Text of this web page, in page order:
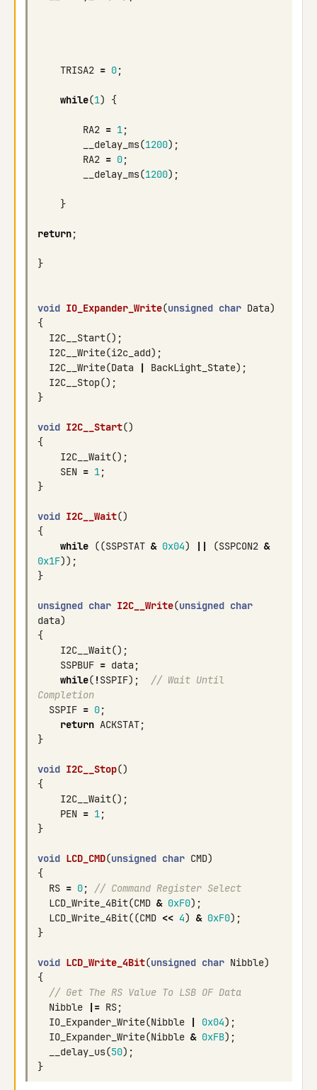
TRISA2 = 0;
while(1) {
RA2 = 1;
__delay_ms(1200);
RA2 = 0;
__delay_ms(1200);
}
return;
}
void IO_Expander_Write(unsigned char Data)
{
I2C__Start();
I2C__Write(i2c_add);
I2C__Write(Data | BackLight_State);
I2C__Stop();
}
void I2C__Start()
{
I2C__Wait();
SEN = 1;
}
void I2C__Wait()
{
while ((SSPSTAT & 0x04) || (SSPCON2 &
0x1F));
}
unsigned char I2C__Write(unsigned char
data)
{
I2C__Wait();
SSPBUF = data;
while( !SSPIF);
// Wait Until
Completion
SSPIF = 0;
return ACKSTAT;
}
void I2C__Stop()
{
I2C__Wait();
PEN = 1;
}
void LCD_CMD(unsigned char CMD)
{
RS = 0;
// Command Register Select
LCD_Write_4Bit(CMD & 0xF0);
LCD_Write_4Bit((CMD << 4) & 0xF0);
}
void LCD_Write_4Bit(unsigned char Nibble)
{
// Get The RS Value To LSB OF Data
Nibble
|= RS;
IO_Expander_Write(Nibble | 0x04);
IO_Expander_Write(Nibble & 0xFB);
__delay_us(50);
}